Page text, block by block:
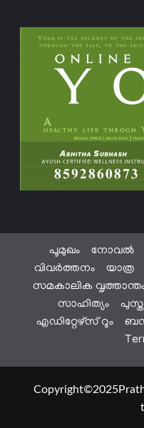
പൂമുഖം നോവൽ
വിവർത്തനം
യാത്ര
സമകാലിക
സാഹിത്യം
എഡിറ്റേഴ്സ് റൂം